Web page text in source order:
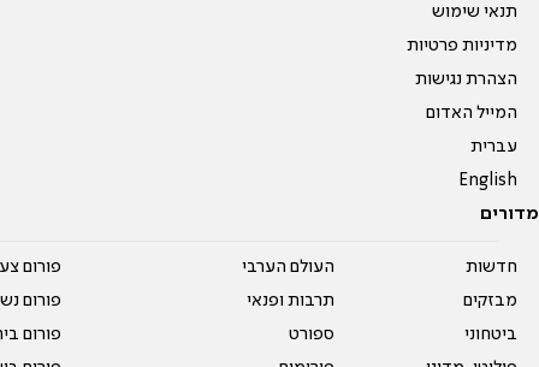
תנאי שימוש
מדיניות פרטיות
הצהרת נגישות
המייל האדום
עברית
English
מדורים
חדשות
מבזקים
ביטחוני
העולם הערבי
תרבות ופנאי
ספורט
פורום
פורום
פורום